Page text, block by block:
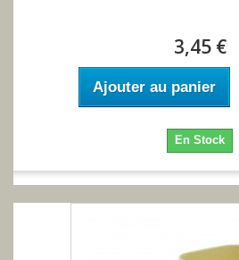
3,45 €
Ajouter au panier
En Stock